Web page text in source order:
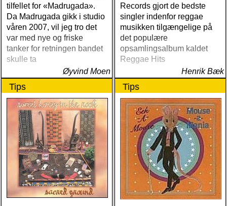
tilfellet for «Madrugada».
Da Madrugada gikk i studio
våren 2007, vil jeg tro det
var med nye og friske
tanker for retningen bandet
skulle ta
Øyvind Moen
Records gjort de bedste
singler indenfor reggae
musikken tilgængelige på
det populære
opsamlingsalbum kaldet
Reggae Hits
Henrik Bæk
Tips Tips